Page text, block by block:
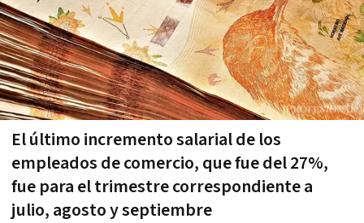
El último incremento salarial de los
empleados de comercio, que fue del 27%,
fue para el trimestre correspondiente a
julio, agosto y septiembre